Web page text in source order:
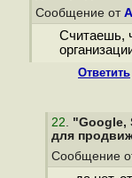
Сообщение от
Считаешь,
Ответить
22. "Google,
для
Сообщение